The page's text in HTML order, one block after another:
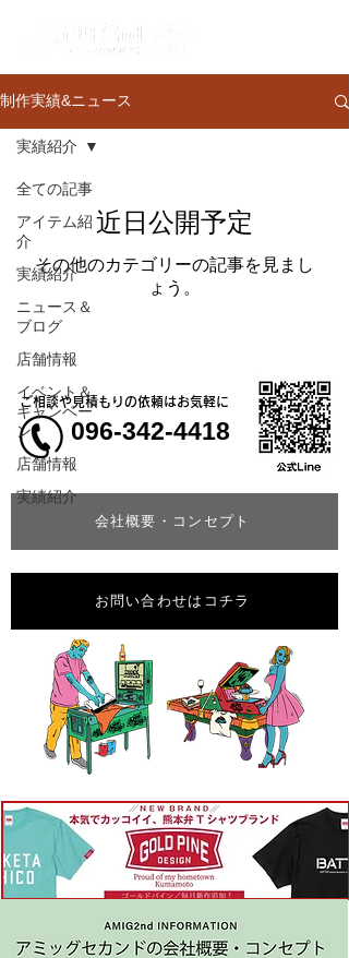
制作実績&ニュース
全ての記事
アイテム紹
介
実績紹介
ニュース＆
ブログ
店舗情報
イベント＆
キャンペー
ン
店舗情報
実績紹介
実績紹介
近日公開予定
その他のカテゴリーの記事を見まし
ょう。
会社概要・コンセプト
ご相談や見積もりの依頼はお気軽に
096-342-4418
お問い合わせはコチラ